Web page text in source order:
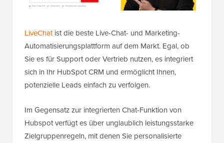
LiveChatist die beste Live-Chat- und Marketing-
Automatisierungsplattform auf dem Markt. Egal, ob
Sie es für Support oder Vertrieb nutzen, es integriert
sich in Ihr HubSpot CRM und ermöglicht Ihnen,
potenzielle Leads einfach zu verfolgen.
Im Gegensatz zur integrierten Chat-Funktion von
Hubspot verfügt es über unglaublich leistungsstarke
Zielgruppenregeln, mit denen Sie personalisierte